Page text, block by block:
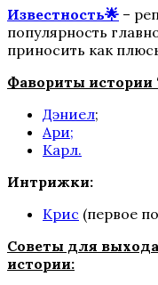
Пропавшие
Бюро Параллельных
Известность🌟 –
популярность
приносить как
Фавориты истории
Дэниел;
Ари;
Карл.
Интрижки:
Крис (первое
Советы для
истории: